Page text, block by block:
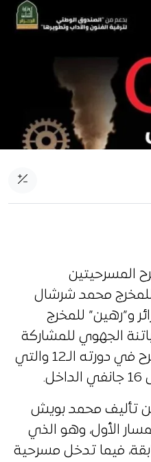
المسرحيتين
للمخرج محمد شرشال
و”رهين” للمخرج
الجهوي للمشاركة
في المهرجان العربي للمسرح في دورته الـ12 والتي
تأليف محمد بويش
الأول، وهو الذي
فيما تدخل مسرحية